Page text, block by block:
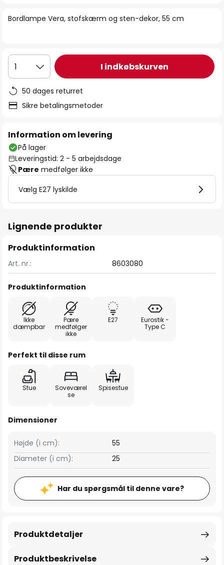
Bordlampe Vera, stofskærm og sten-dekor, 55 cm
1 I indkøbskurven
50 dages returret
Sikre betalingsmetoder
Information om levering
På lager
Leveringstid: 2 - 5 arbejdsdage
Pære medfølger ikke
Vælg E27 lyskilde
Lignende produkter
Produktinformation
Art. nr.: 8603080
Produktinformation
Ikke
dæmpbar
Pære
medfølger
ikke
E27
Eurostik -
Type C
Perfekt til disse rum
Stue
Soveværel
se
Spisestue
Dimensioner
Højde (i cm):
55
Diameter (i cm):
25
Har du spørgsmål til denne vare?
Produktbeskrivelse
Produktdetaljer